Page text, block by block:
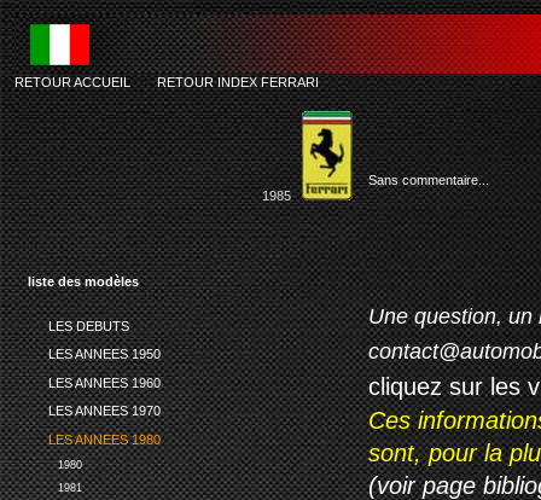
liste des modèles
LES DEBUTS
LES ANNEES 1950
LES ANNEES 1960
LES ANNEES 1970
LES ANNEES 1980
1980
1981
RETOUR ACCUEIL-RETOUR INDEX FERRARI
1985
Sans commentaire...
Une question, un
cliquez sur les
Ces
sont, pour la
(voir page